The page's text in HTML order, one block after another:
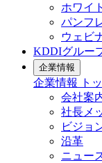
ホワイ
パンフ
ウェビ
KDDIグルー
企業情報
企業情報
ト
会社案
社長メ
ビジョ
沿革
ニュー